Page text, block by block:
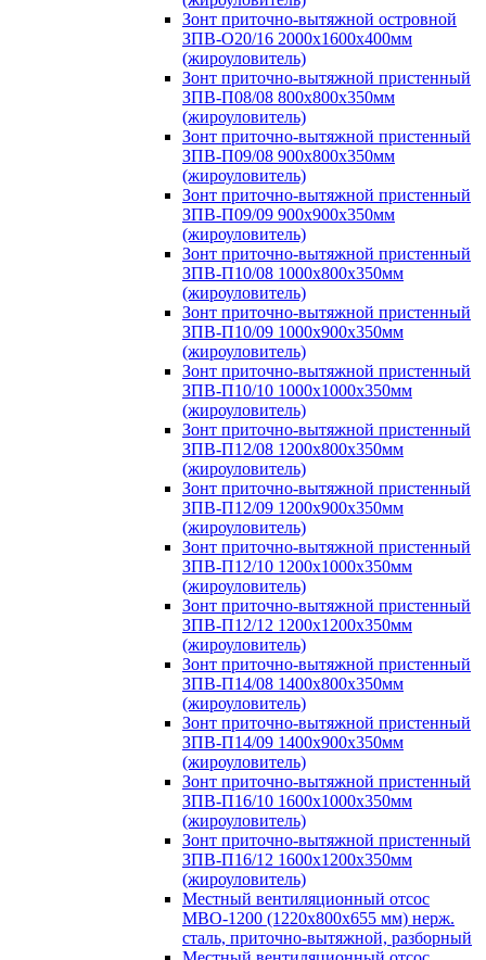
Зонт приточно-вытяжной островной
ЗПВ-О20/16 2000х1600х400мм
(жироуловитель)
Зонт приточно-вытяжной пристенный
ЗПВ-П08/08 800х800х350мм
(жироуловитель)
Зонт приточно-вытяжной пристенный
ЗПВ-П09/08 900х800х350мм
(жироуловитель)
Зонт приточно-вытяжной пристенный
ЗПВ-П09/09 900х900х350мм
(жироуловитель)
Зонт приточно-вытяжной пристенный
ЗПВ-П10/08 1000х800х350мм
(жироуловитель)
Зонт приточно-вытяжной пристенный
ЗПВ-П10/09 1000х900х350мм
(жироуловитель)
Зонт приточно-вытяжной пристенный
ЗПВ-П10/10 1000х1000х350мм
(жироуловитель)
Зонт приточно-вытяжной пристенный
ЗПВ-П12/08 1200х800х350мм
(жироуловитель)
Зонт приточно-вытяжной пристенный
ЗПВ-П12/09 1200х900х350мм
(жироуловитель)
Зонт приточно-вытяжной пристенный
ЗПВ-П12/10 1200х1000х350мм
(жироуловитель)
Зонт приточно-вытяжной пристенный
ЗПВ-П12/12 1200х1200х350мм
(жироуловитель)
Зонт приточно-вытяжной пристенный
ЗПВ-П14/08 1400х800х350мм
(жироуловитель)
Зонт приточно-вытяжной пристенный
ЗПВ-П14/09 1400х900х350мм
(жироуловитель)
Зонт приточно-вытяжной пристенный
ЗПВ-П16/10 1600х1000х350мм
(жироуловитель)
Зонт приточно-вытяжной пристенный
ЗПВ-П16/12 1600х1200х350мм
(жироуловитель)
Местный вентиляционный отсос
МВО-1200 (1220х800х655 мм) нерж.
сталь, приточно-вытяжной, разборный